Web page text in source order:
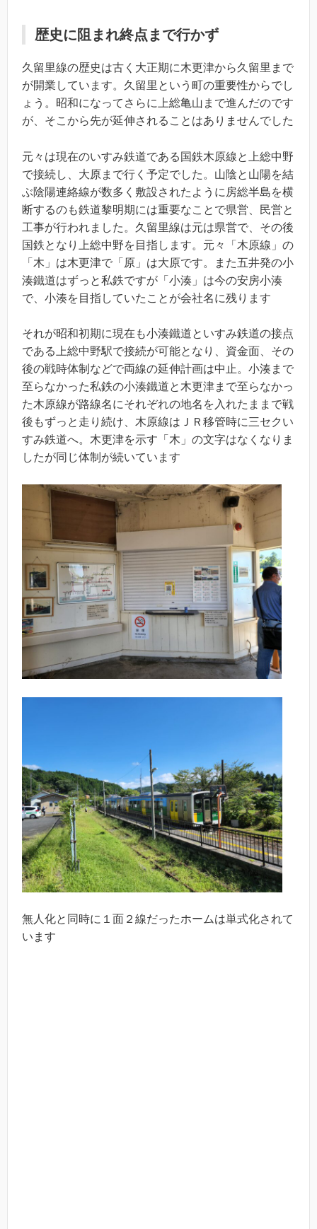
歴史に阻まれ終点まで行かず
久留里線の歴史は古く大正期に木更津から久留里まで
が開業しています。久留里という町の重要性からでし
ょう。昭和になってさらに上総亀山まで進んだのです
が、そこから先が延伸されることはありませんでした
元々は現在のいすみ鉄道である国鉄木原線と上総中野
で接続し、大原まで行く予定でした。山陰と山陽を結
ぶ陰陽連絡線が数多く敷設されたように房総半島を横
断するのも鉄道黎明期には重要なことで県営、民営と
工事が行われました。久留里線は元は県営で、その後
国鉄となり上総中野を目指します。元々「木原線」の
「木」は木更津で「原」は大原です。また五井発の小
湊鐵道はずっと私鉄ですが「小湊」は今の安房小湊
で、小湊を目指していたことが会社名に残ります
それが昭和初期に現在も小湊鐵道といすみ鉄道の接点
である上総中野駅で接続が可能となり、資金面、その
後の戦時体制などで両線の延伸計画は中止。小湊まで
至らなかった私鉄の小湊鐵道と木更津まで至らなかっ
た木原線が路線名にそれぞれの地名を入れたままで戦
後もずっと走り続け、木原線はＪＲ移管時に三セクい
すみ鉄道へ。木更津を示す「木」の文字はなくなりま
したが同じ体制が続いています
無人化と同時に１面２線だったホームは単式化されて
います